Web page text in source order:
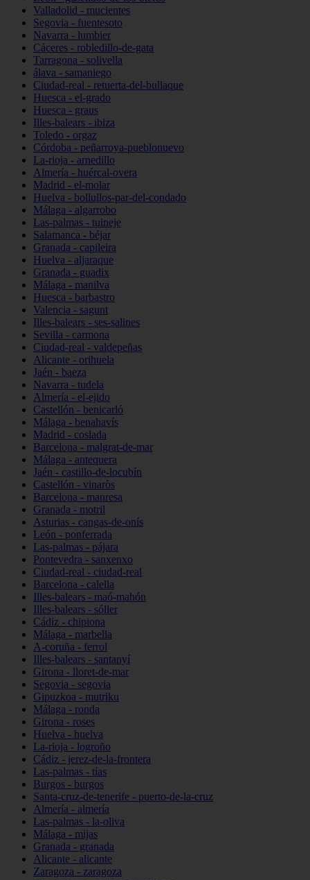
Valladolid - mucientes
Segovia - fuentesoto
Navarra - lumbier
Cáceres - robledillo-de-gata
Tarragona - solivella
álava - samaniego
Ciudad-real - retuerta-del-bullaque
Huesca - el-grado
Huesca - graus
Illes-balears - ibiza
Toledo - orgaz
Córdoba - peñarroya-pueblonuevo
La-rioja - arnedillo
Almería - huércal-overa
Madrid - el-molar
Huelva - bollullos-par-del-condado
Málaga - algarrobo
Las-palmas - tuineje
Salamanca - béjar
Granada - capileira
Huelva - aljaraque
Granada - guadix
Málaga - manilva
Huesca - barbastro
Valencia - sagunt
Illes-balears - ses-salines
Sevilla - carmona
Ciudad-real - valdepeñas
Alicante - orihuela
Jaén - baeza
Navarra - tudela
Almería - el-ejido
Castellón - benicarló
Málaga - benahavís
Madrid - coslada
Barcelona - malgrat-de-mar
Málaga - antequera
Jaén - castillo-de-locubín
Castellón - vinaròs
Barcelona - manresa
Granada - motril
Asturias - cangas-de-onís
León - ponferrada
Las-palmas - pájara
Pontevedra - sanxenxo
Ciudad-real - ciudad-real
Barcelona - calella
Illes-balears - maó-mahón
Illes-balears - sóller
Cádiz - chipiona
Málaga - marbella
A-coruña - ferrol
Illes-balears - santanyí
Girona - lloret-de-mar
Segovia - segovia
Gipuzkoa - mutriku
Málaga - ronda
Girona - roses
Huelva - huelva
La-rioja - logroño
Cádiz - jerez-de-la-frontera
Las-palmas - tías
Burgos - burgos
Santa-cruz-de-tenerife - puerto-de-la-cruz
Almería - almería
Las-palmas - la-oliva
Málaga - mijas
Granada - granada
Alicante - alicante
Zaragoza - zaragoza